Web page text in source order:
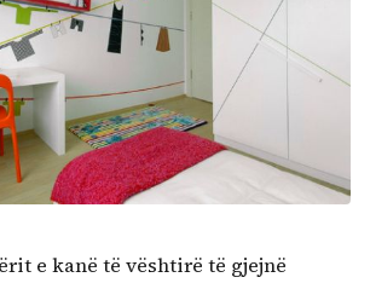
e kanë të vështirë të gjejnë